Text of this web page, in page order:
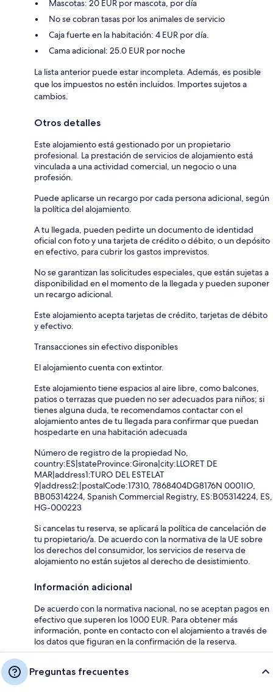
Mascotas: 20 EUR por mascota, por día
No se cobran tasas por los animales de servicio
Caja fuerte en la habitación: 4 EUR por día.
Cama adicional: 25.0 EUR por noche
La lista anterior puede estar incompleta. Además, es posible
que los impuestos no estén incluidos. Importes sujetos a
cambios.
Otros detalles
Este alojamiento está gestionado por un propietario
profesional. La prestación de servicios de alojamiento está
vinculada a una actividad comercial, un negocio o una
profesión.
Puede aplicarse un recargo por cada persona adicional, según
la política del alojamiento.
A tu llegada, pueden pedirte un documento de identidad
oficial con foto y una tarjeta de crédito o débito, o un depósito
en efectivo, para cubrir los gastos imprevistos.
No se garantizan las solicitudes especiales, que están sujetas a
disponibilidad en el momento de la llegada y pueden suponer
un recargo adicional.
Este alojamiento acepta tarjetas de crédito, tarjetas de débito
y efectivo.
Transacciones sin efectivo disponibles
El alojamiento cuenta con extintor.
Este alojamiento tiene espacios al aire libre, como balcones,
patios o terrazas que pueden no ser adecuados para niños; si
tienes alguna duda, te recomendamos contactar con el
alojamiento antes de tu llegada para confirmar que puedan
hospedarte en una habitación adecuada
Número de registro de la propiedad No,
country:ES|stateProvince:Girona|city:LLORET DE
MAR|address1:TURO DEL ESTELAT
9|address2:|postalCode:17310, 7868404DG8176N 0001IO,
BB05314224, Spanish Commercial Registry, ES:B05314224, ES,
HG-000223
Si cancelas tu reserva, se aplicará la política de cancelación de
tu propietario/a. De acuerdo con la normativa de la UE sobre
los derechos del consumidor, los servicios de reserva de
alojamiento no están sujetos al derecho de desistimiento.
Información adicional
De acuerdo con la normativa nacional, no se aceptan pagos en
efectivo que superen los 1000 EUR. Para obtener más
información, ponte en contacto con el alojamiento a través de
los datos que figuran en la confirmación de la reserva.
Preguntas frecuentes